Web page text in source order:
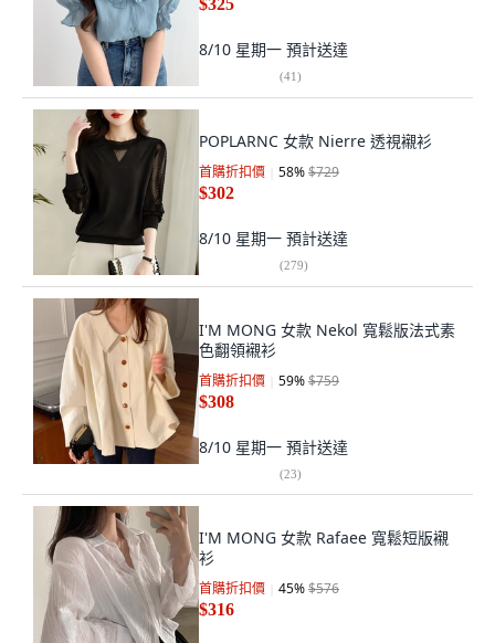
$325
8/10 星期一 預計送達
(41)
POPLARNC 女款 Nierre 透視襯衫
首購折扣價 58%$729
$302
8/10 星期一 預計送達
(279)
I'M MONG 女款 Nekol 寬鬆版法式素
色翻領襯衫
首購折扣價 59%$759
$308
8/10 星期一 預計送達
(23)
I'M MONG 女款 Rafaee 寬鬆短版襯
衫
首購折扣價 45%$576
$316